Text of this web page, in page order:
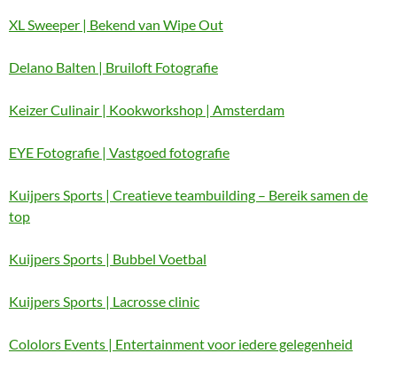
XL Sweeper | Bekend van Wipe Out
Delano Balten | Bruiloft Fotografie
Keizer Culinair | Kookworkshop | Amsterdam
EYE Fotografie | Vastgoed fotografie
Kuijpers Sports | Creatieve teambuilding – Bereik samen de
top
Kuijpers Sports | Bubbel Voetbal
Kuijpers Sports | Lacrosse clinic
Cololors Events | Entertainment voor iedere gelegenheid